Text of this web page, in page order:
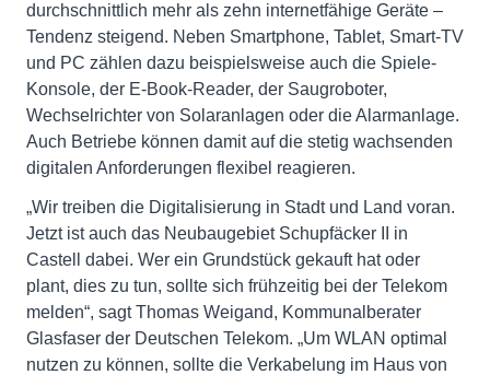
durchschnittlich mehr als zehn internetfähige Geräte –
Tendenz steigend. Neben Smartphone, Tablet, Smart-TV
und PC zählen dazu beispielsweise auch die Spiele-
Konsole, der E-Book-Reader, der Saugroboter,
Wechselrichter von Solaranlagen oder die Alarmanlage.
Auch Betriebe können damit auf die stetig wachsenden
digitalen Anforderungen flexibel reagieren.
„Wir treiben die Digitalisierung in Stadt und Land voran.
Jetzt ist auch das Neubaugebiet Schupfäcker II in
Castell dabei. Wer ein Grundstück gekauft hat oder
plant, dies zu tun, sollte sich frühzeitig bei der Telekom
melden“, sagt Thomas Weigand, Kommunalberater
Glasfaser der Deutschen Telekom. „Um WLAN optimal
nutzen zu können, sollte die Verkabelung im Haus von